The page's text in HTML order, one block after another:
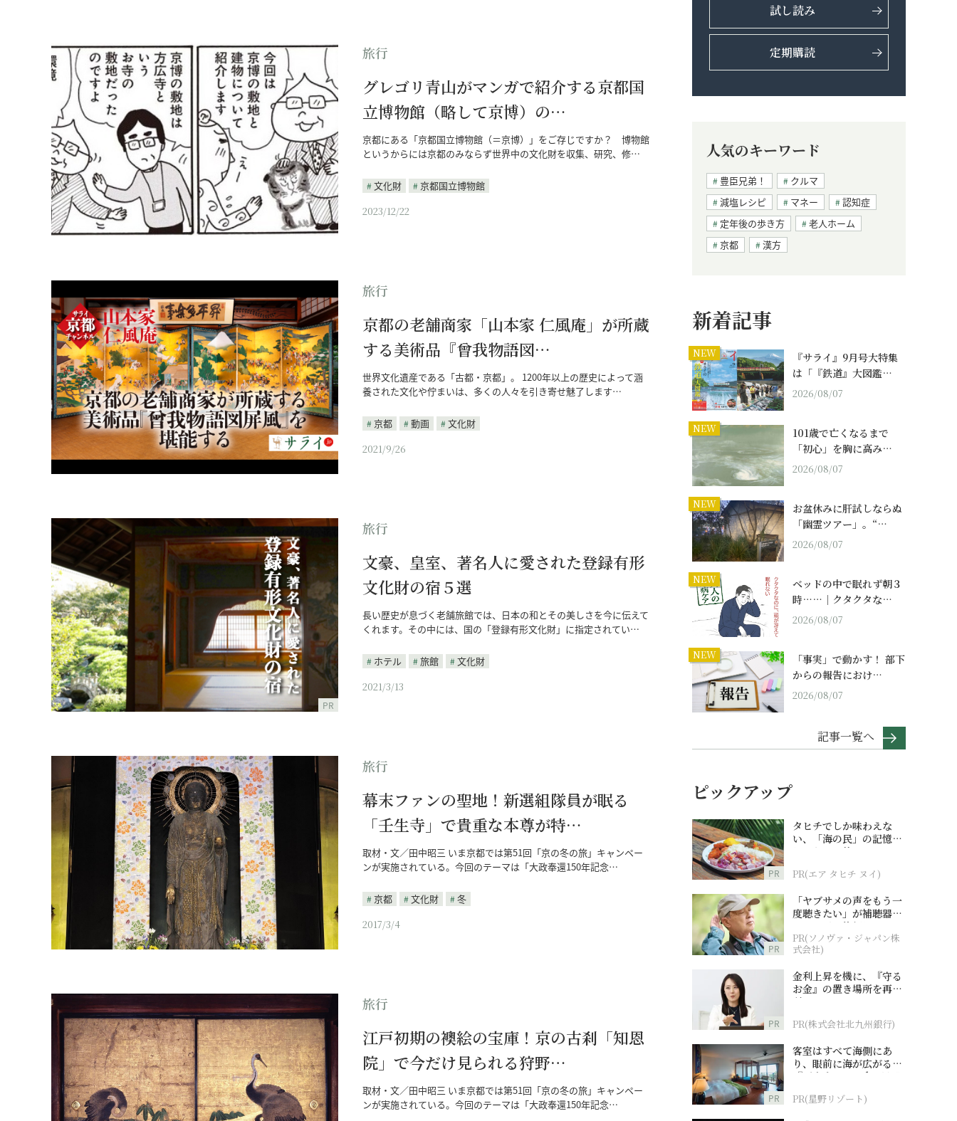
旅行
グレゴリ青山がマンガで紹介する京都国
立博物館（略して京博）の…
京都にある「京都国立博物館（＝京博）」をご存じですか？ 博物館
というからには京都のみならず世界中の文化財を収集、研究、修…
文化財
京都国立博物館
2023/12/22
旅行
京都の老舗商家「山本家 仁風庵」が所蔵
する美術品『曾我物語図…
世界文化遺産である「古都・京都」。 1200年以上の歴史によって涵
養された文化や佇まいは、多くの人々を引き寄せ魅了します…
京都 動画
文化財
2021/9/26
PR
旅行
文豪、皇室、著名人に愛された登録有形
文化財の宿５選
長い歴史が息づく老舗旅館では、日本の和とその美しさを今に伝えて
くれます。その中には、国の「登録有形文化財」に指定されてい…
ホテル 旅館
文化財
2021/3/13
旅行
幕末ファンの聖地！新選組隊員が眠る
「壬生寺」で貴重な本尊が特…
取材・文／田中昭三 いま京都では第51回「京の冬の旅」キャンペー
ンが実施されている。今回のテーマは「大政奉還150年記念…
京都 文化財
冬
2017/3/4
旅行
江戸初期の襖絵の宝庫！京の古刹「知恩
院」で今だけ見られる狩野…
取材・文／田中昭三 いま京都では第51回「京の冬の旅」キャンペー
ンが実施されている。今回のテーマは「大政奉還150年記念…
試し読み
定期購読
人気のキーワード
豊臣兄弟！
クルマ
減塩レシピ
マネー
認知症
定年後の歩き方
老人ホーム
京都
漢方
新着記事
NEW
『サライ』9月号大特集
は「『鉄道』大図鑑…
2026/08/07
NEW
101歳で亡くなるまで
「初心」を胸に高み…
2026/08/07
NEW
お盆休みに肝試しならぬ
「幽霊ツアー」。“…
2026/08/07
NEW
ベッドの中で眠れず朝３
時……｜クタクタな…
2026/08/07
NEW
「事実」で動かす！ 部下
からの報告におけ…
2026/08/07
記事一覧へ
ピックアップ
PR
タヒチでしか味わえな
い、「海の民」の記憶へ
とつながる旅
PR(エア タヒチ ヌイ)
PR
「ヤブサメの声をもう一
度聴きたい」が補聴器チ
ャレンジの後押しに
PR(ソノヴァ・ジャパン株
式会社)
PR
金利上昇を機に、『守る
お金』の置き場所を再検
討
PR(株式会社北九州銀行)
PR
客室はすべて海側にあ
り、眼前に海が広がる
『西表島ホテル by 星野
PR(星野リゾート)